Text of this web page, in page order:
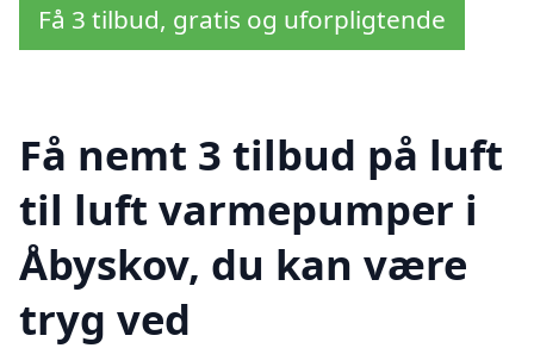
Få 3 tilbud, gratis og uforpligtende
Få nemt 3 tilbud på luft
til luft varmepumper i
Åbyskov, du kan være
tryg ved